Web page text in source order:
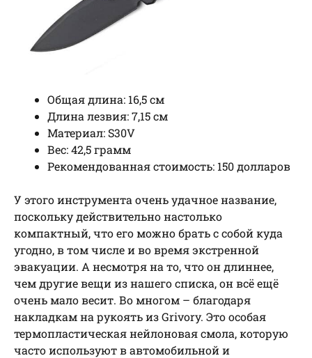
Общая длина: 16,5 см
Длина лезвия: 7,15 см
Материал: S30V
Вес: 42,5 грамм
Рекомендованная стоимость: 150 долларов
У этого инструмента очень удачное название,
поскольку действительно настолько
компактный, что его можно брать с собой куда
угодно, в том числе и во время экстренной
эвакуации. А несмотря на то, что он длиннее,
чем другие вещи из нашего списка, он всё ещё
очень мало весит. Во многом – благодаря
накладкам на рукоять из Grivory. Это особая
термопластическая нейлоновая смола, которую
часто используют в автомобильной и